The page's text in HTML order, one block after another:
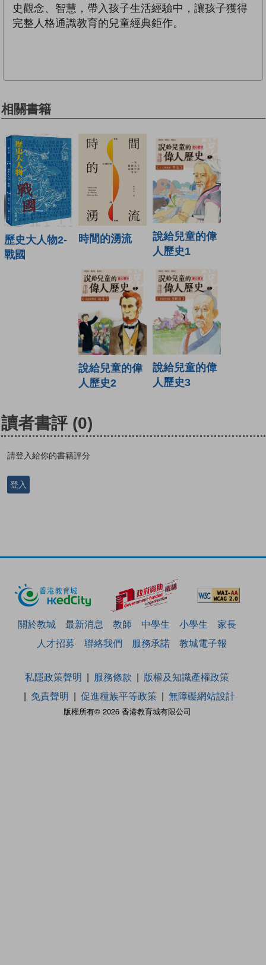
史觀念、智慧，帶入孩子生活經驗中，讓孩子獲得
完整人格通識教育的兒童經典鉅作。
相關書籍
歷史大人物2-
戰國
時間的湧流
說給兒童的偉
人歷史1
說給兒童的偉
人歷史2
說給兒童的偉
人歷史3
讀者書評 (0)
請登入給你的書籍評分
登入
關於教城 最新消息 教師 中學生 小學生
家長
人才招募
聯絡我們 服務承諾 教城電子報
版權所有© 2026 香港教育城有限公司
私隱政策聲明 服務條款
版權及知識產權政策
免責聲明
促進種族平等政策 無障礙網站設計